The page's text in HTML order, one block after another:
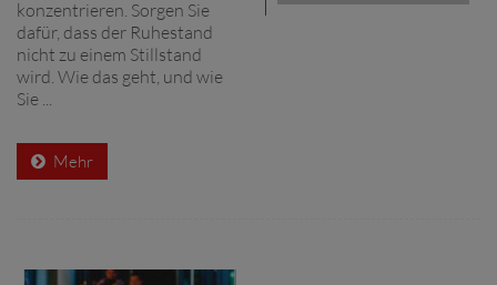
konzentrieren. Sorgen Sie
dafür, dass der Ruhestand
nicht zu einem Stillstand
wird. Wie das geht, und wie
Sie ...
Mehr